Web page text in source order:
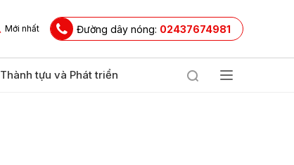
Mới nhất Đường dây nóng: 02437674981
Thành tựu và Phát triển